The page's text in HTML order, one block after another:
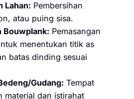
Lahan: Pembersihan
atau puing sisa.
Bouwplank: Pemasangan
menentukan titik as
batas dinding sesuai
Gudang: Tempat
material dan istirahat